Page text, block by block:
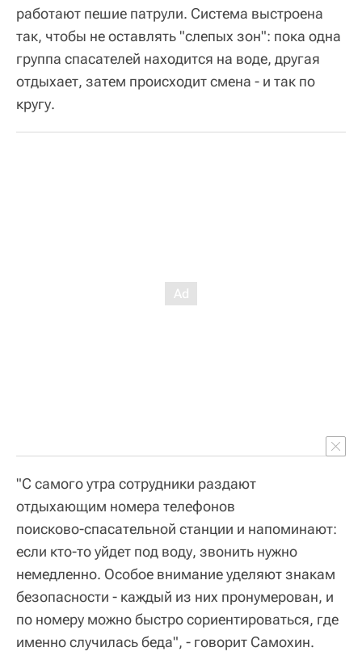
работают пешие патрули. Система выстроена
так, чтобы не оставлять "слепых зон": пока одна
группа спасателей находится на воде, другая
отдыхает, затем происходит смена - и так по
кругу.
"С самого утра сотрудники раздают
отдыхающим номера телефонов
поисково‑спасательной станции и напоминают:
если кто‑то уйдет под воду, звонить нужно
немедленно. Особое внимание уделяют знакам
безопасности - каждый из них пронумерован, и
по номеру можно быстро сориентироваться, где
именно случилась беда", - говорит Самохин.